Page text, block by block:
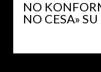
NO
NO CESA»